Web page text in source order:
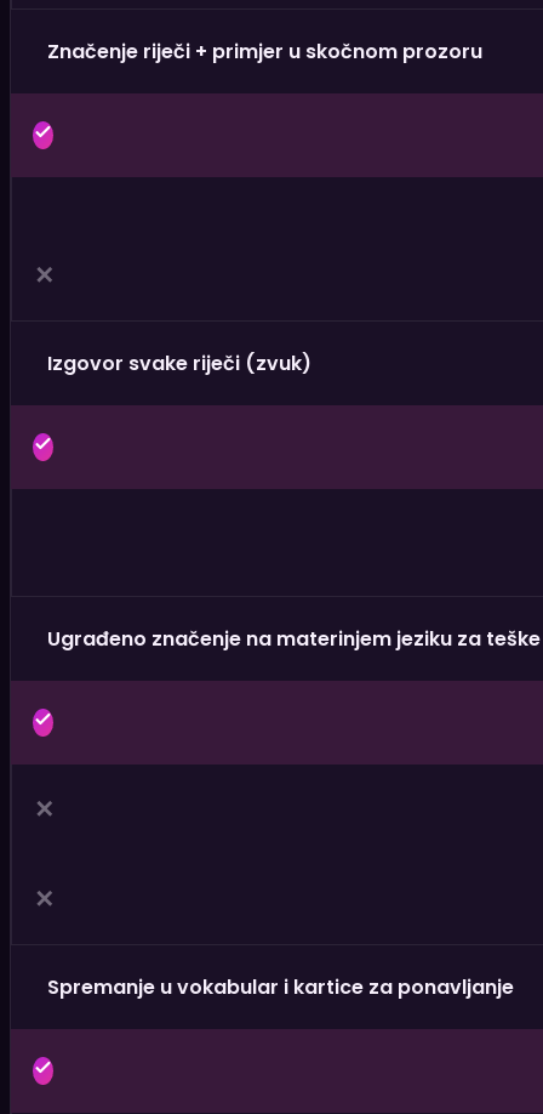
Značenje riječi + primjer u skočnom prozoru
✕
Izgovor svake riječi (zvuk)
Ugrađeno značenje na materinjem jeziku za
✕
✕
Spremanje u vokabular i kartice za ponavljanje